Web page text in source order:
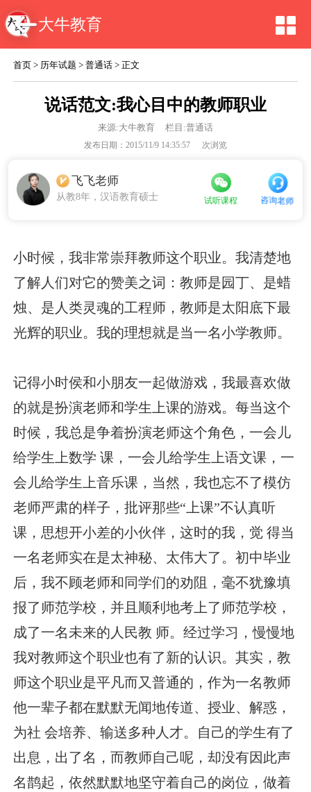
大牛教育
首页 > 历年试题 >普通话 > 正文
说话范文:我心目中的教师职业
来源:大牛教育 栏目:普通话
发布日期：2015/11/9 14:35:57 次浏览
飞飞老师
从教8年，汉语教育硕士 试听课程 咨询老师
小时候，我非常崇拜教师这个职业。我清楚地
了解人们对它的赞美之词：教师是园丁、是蜡
烛、是人类灵魂的工程师，教师是太阳底下最
光辉的职业。我的理想就是当一名小学教师。
记得小时侯和小朋友一起做游戏，我最喜欢做
的就是扮演老师和学生上课的游戏。每当这个
时候，我总是争着扮演老师这个角色，一会儿
给学生上数学 课，一会儿给学生上语文课，一
会儿给学生上音乐课，当然，我也忘不了模仿
老师严肃的样子，批评那些“上课”不认真听
课，思想开小差的小伙伴，这时的我，觉 得当
一名老师实在是太神秘、太伟大了。初中毕业
后，我不顾老师和同学们的劝阻，毫不犹豫填
报了师范学校，并且顺利地考上了师范学校，
成了一名未来的人民教 师。经过学习，慢慢地
我对教师这个职业也有了新的认识。其实，教
师这个职业是平凡而又普通的，作为一名教师
他一辈子都在默默无闻地传道、授业、解惑，
为社 会培养、输送多种人才。自己的学生有了
出息，出了名，而教师自己呢，却没有因此声
名鹊起，依然默默地坚守着自己的岗位，做着